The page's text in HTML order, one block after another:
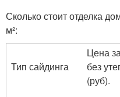
Сколько стоит отделка
м²:
Тип сайдинга
Цена
без
(руб).